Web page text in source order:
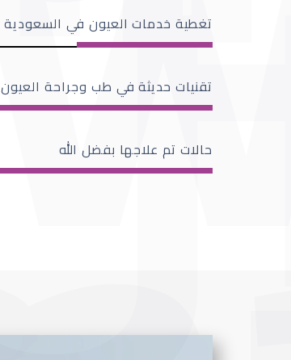
تغطية خدمات العيون في السعودية
تقنيات حديثة في طب وجراحة العيون
حالات تم علاجها بفضل الله